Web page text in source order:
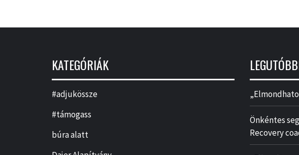
KATEGÓRIÁK
#adjukössze
#támogass
búra alatt
Önkéntes
Recovery